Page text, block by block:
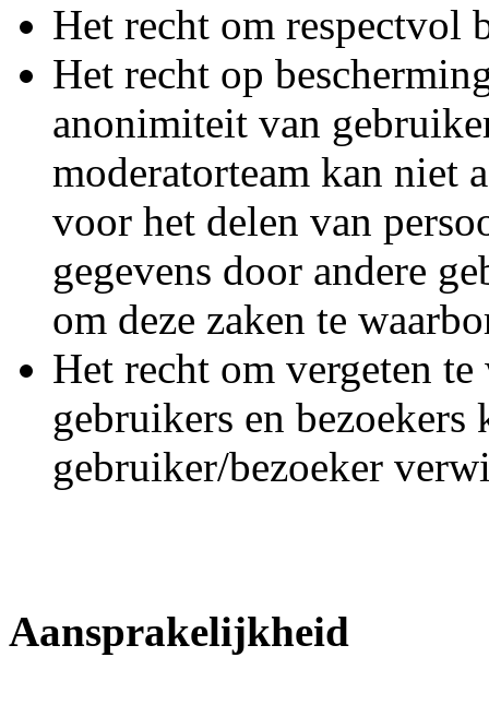
Het recht om respectvol
Het recht op
anonimiteit van
moderatorteam kan niet
voor het delen van
gegevens door andere
om deze zaken te
Het recht om vergeten
gebruikers en
gebruiker/bezoeker
Aansprakelijkheid